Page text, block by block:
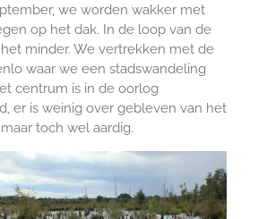
we worden wakker met
op het dak. In de loop van de
minder. We vertrekken met de
waar we een stadswandeling
centrum is in de oorlog
er is weinig over gebleven van het
toch wel aardig.